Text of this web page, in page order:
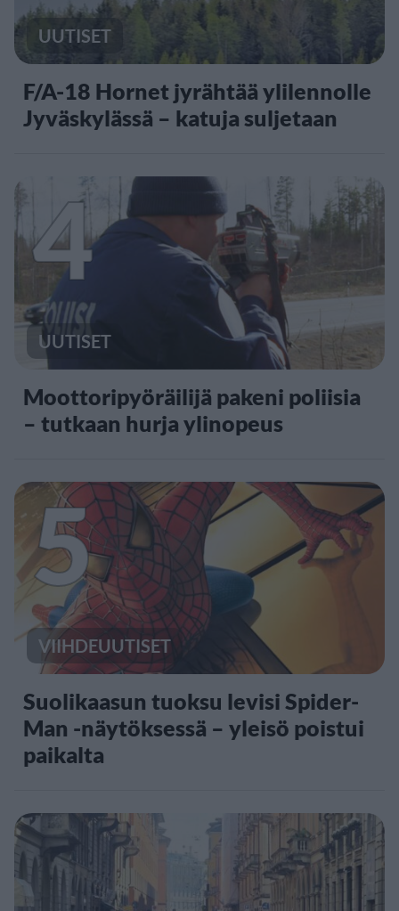
UUTISET
F/A-18 Hornet jyrähtää ylilennolle
Jyväskylässä – katuja suljetaan
4
UUTISET
Moottoripyöräilijä pakeni poliisia
– tutkaan hurja ylinopeus
5
VIIHDEUUTISET
Suolikaasun tuoksu levisi Spider-
Man -näytöksessä – yleisö poistui
paikalta